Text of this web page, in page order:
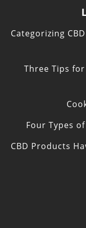
Categorizing
Three Tips
Four Types
CBD Products